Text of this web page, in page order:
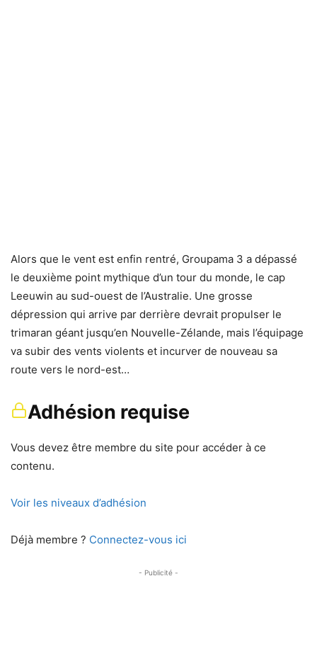
Alors que le vent est enfin rentré, Groupama 3 a dépassé
le deuxième point mythique d’un tour du monde, le cap
Leeuwin au sud-ouest de l’Australie. Une grosse
dépression qui arrive par derrière devrait propulser le
trimaran géant jusqu’en Nouvelle-Zélande, mais l’équipage
va subir des vents violents et incurver de nouveau sa
route vers le nord-est…
Adhésion requise
Vous devez être membre du site pour accéder à ce
contenu.
Voir les niveaux d’adhésion
Déjà membre ? Connectez-vous ici
- Publicité -